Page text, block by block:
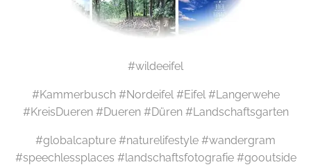
#wildeeifel
#Kammerbusch #Nordeifel #Eifel #Langerwehe
#KreisDueren #Dueren #Düren #Landschaftsgarten
#globalcapture #naturelifestyle #wandergram
#speechlessplaces #landschaftsfotografie #gooutside